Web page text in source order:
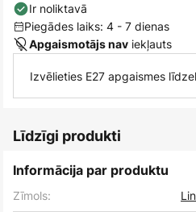
Ir noliktavā
Piegādes laiks: 4 - 7 dienas
Apgaismotājs nav iekļauts
Izvēlieties E27 apgaismes
Līdzīgi produkti
Informācija par produktu
Zīmols: